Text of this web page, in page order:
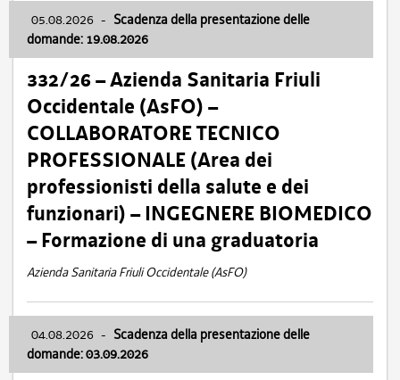
05.08.2026 - Scadenza della presentazione delle
domande: 19.08.2026
332/26 – Azienda Sanitaria Friuli
Occidentale (AsFO) –
COLLABORATORE TECNICO
PROFESSIONALE (Area dei
professionisti della salute e dei
funzionari) – INGEGNERE BIOMEDICO
– Formazione di una graduatoria
Azienda Sanitaria Friuli Occidentale (AsFO)
04.08.2026 - Scadenza della presentazione delle
domande: 03.09.2026